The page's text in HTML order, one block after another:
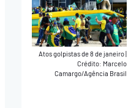
Atos golpistas de 8 de janeiro|
Crédito: Marcelo
Camargo/Agência Brasil